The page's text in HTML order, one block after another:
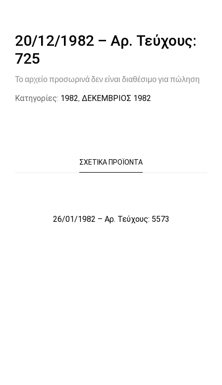
20/12/1982 – Αρ. Τεύχους:
725
Το αρχείο προσωρινά δεν είναι διαθέσιμο για πώληση
Κατηγορίες: 1982, ΔΕΚΕΜΒΡΙΟΣ 1982
ΣΧΕΤΙΚΆ ΠΡΟΪΌΝΤΑ
Το αρχείο προσωρινά δεν είναι διαθέσιμο για πώληση
26/01/1982 – Αρ. Τεύχους: 5573